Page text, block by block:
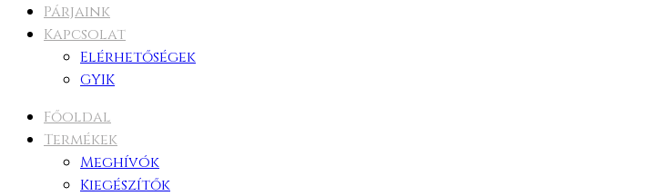
Párjaink
Kapcsolat
Elérhetőségek
GYIK
Főoldal
Termékek
Meghívók
Kiegészítők